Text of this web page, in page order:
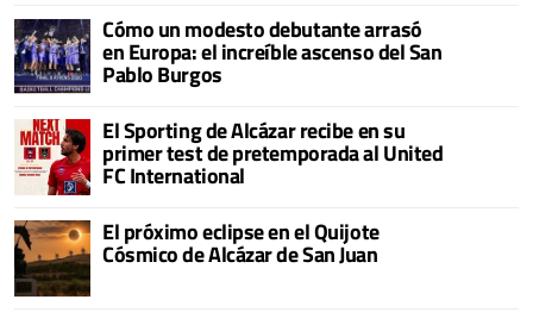
Cómo un modesto debutante arrasó
en Europa: el increíble ascenso del San
Pablo Burgos
El Sporting de Alcázar recibe en su
primer test de pretemporada al United
FC International
El próximo eclipse en el Quijote
Cósmico de Alcázar de San Juan